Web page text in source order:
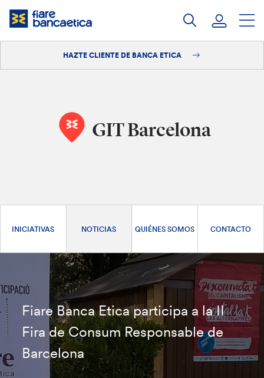
Saltar
HAZTE CLIENTE DE BANCA ETICA
GIT Barcelona
INICIATIVAS NOTICIAS QUIÉNES SOMOS CONTACTO
Fiare Banca Etica participa a la II
Fira de Consum Responsable de
Barcelona